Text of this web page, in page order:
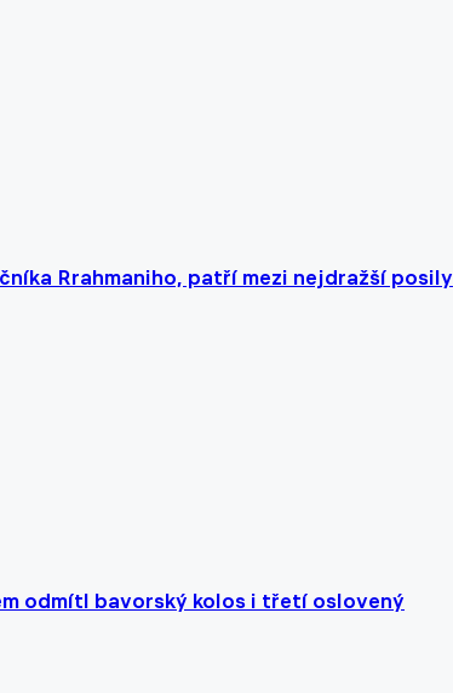
Rrahmaniho, patří mezi nejdražší posily
odmítl bavorský kolos i třetí oslovený